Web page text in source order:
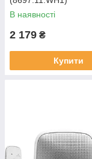
В наявності
2 179 ₴
Купити